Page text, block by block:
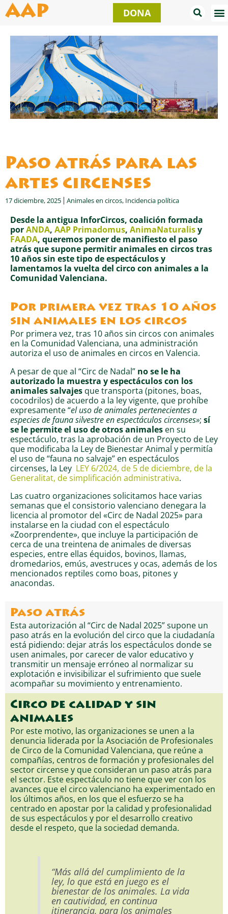
alAAP DONA
Paso atrás para las
artes circenses
17 diciembre, 2025 Animales en circos, Incidencia política
Desde la antigua InforCircos, coalición formada
porANDA, AAP Primadomus, AnimaNaturalisy
FAADA, queremos poner de manifiesto el paso
atrás que supone permitir animales en circos tras
10 años sin este tipo de espectáculos y
lamentamos la vuelta del circo con animales a la
Comunidad Valenciana.
Por primera vez tras 10 años
sin animales en los circos
Por primera vez, tras 10 años sin circos con animales
en la Comunidad Valenciana, una administración
autoriza el uso de animales en circos en Valencia.
A pesar de que al “Circ de Nadal” no se le ha
autorizado la muestra y espectáculos con los
animales salvajes que transporta (pitones, boas,
cocodrilos) de acuerdo a la ley vigente, que prohíbe
expresamente “el uso de animales pertenecientes a
especies de fauna silvestre en espectáculos circenses»; sí
se le permite el uso de otros animales en su
espectáculo, tras la aprobación de un Proyecto de Ley
que modificaba la Ley de Bienestar Animal y permitía
el uso de “fauna no salvaje” en espectáculos
circenses, la Ley LEY 6/2024, de 5 de diciembre, de la
Generalitat, de simplificación administrativa.
Las cuatro organizaciones solicitamos hace varias
semanas que el consistorio valenciano denegara la
licencia al promotor del «Circ de Nadal 2025» para
instalarse en la ciudad con el espectáculo
«Zoorprendente», que incluye la participación de
cerca de una treintena de animales de diversas
especies, entre ellas équidos, bovinos, llamas,
dromedarios, emús, avestruces y ocas, además de los
mencionados reptiles como boas, pitones y
anacondas.
Paso atrás
Esta autorización al “Circ de Nadal 2025” supone un
paso atrás en la evolución del circo que la ciudadanía
está pidiendo: dejar atrás los espectáculos donde se
usen animales, por carecer de valor educativo y
transmitir un mensaje erróneo al normalizar su
explotación e invisibilizar el sufrimiento que suele
acompañar su movimiento y entrenamiento.
Circo de calidad y sin
animales
Por este motivo, las organizaciones se unen a la
denuncia liderada por la Asociación de Profesionales
de Circo de la Comunidad Valenciana, que reúne a
compañías, centros de formación y profesionales del
sector circense y que consideran un paso atrás para
el sector. Este espectáculo no tiene que ver con los
avances que el circo valenciano ha experimentado en
los últimos años, en los que el esfuerzo se ha
centrado en apostar por la calidad y profesionalidad
de sus espectáculos y por el desarrollo creativo
desde el respeto, que la sociedad demanda.
“Más allá del cumplimiento de la
ley, lo que está en juego es el
bienestar de los animales. La vida
en cautividad, en continua
itinerancia, para los animales